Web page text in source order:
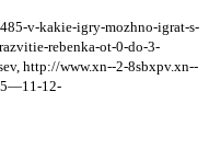
v-kakie-igry-mozhno-igrat-s-
rebenka-ot-0-do-3-
http://www.xn--2-8sbxpv.xn--
12-